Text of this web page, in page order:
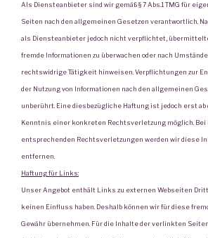
Als Diensteanbieter sind wir gemäß § 7 Abs.1 TMG für
Seiten nach den allgemeinen Gesetzen verantwortlich.
als Diensteanbieter jedoch nicht verpflichtet,
fremde Informationen zu überwachen oder nach
rechtswidrige Tätigkeit hinweisen. Verpflichtungen zur
der Nutzung von Informationen nach den allgemeinen
unberührt. Eine diesbezügliche Haftung ist jedoch erst
Kenntnis einer konkreten Rechtsverletzung möglich. Bei
entsprechenden Rechtsverletzungen werden wir diese
entfernen.
Haftung für Links:
Unser Angebot enthält Links zu externen Webseiten
keinen Einfluss haben. Deshalb können wir für diese
Gewähr übernehmen. Für die Inhalte der verlinkten